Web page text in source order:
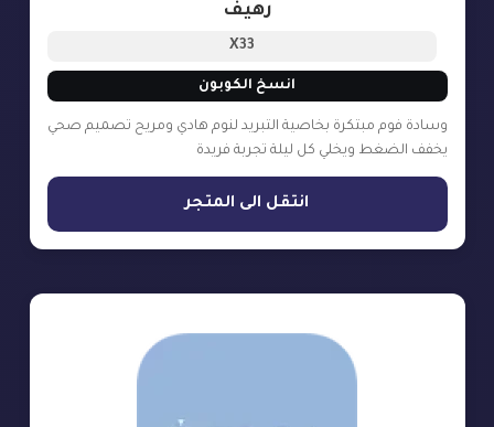
رهيف
X33
انسخ الكوبون
وسادة فوم مبتكرة بخاصية التبريد لنوم هادي ومريح تصميم صحي
يخفف الضغط ويخلي كل ليلة تجربة فريدة
انتقل الى المتجر